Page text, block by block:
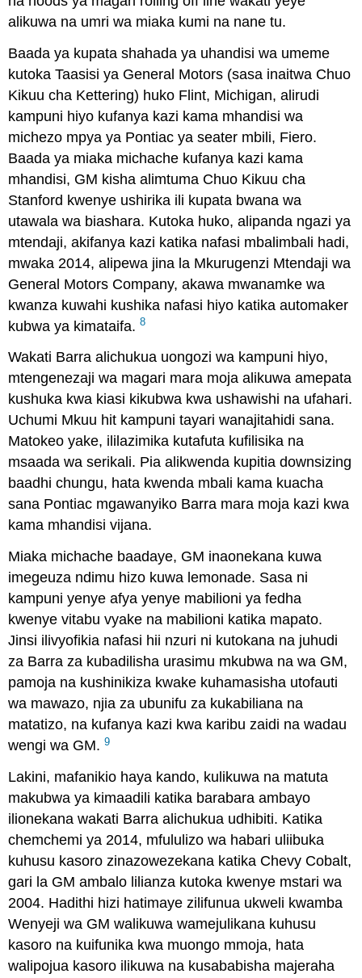
alikuwa na umri wa miaka kumi na nane tu.
Baada ya kupata shahada ya uhandisi wa umeme
kutoka Taasisi ya General Motors (sasa inaitwa Chuo
Kikuu cha Kettering) huko Flint, Michigan, alirudi
kampuni hiyo kufanya kazi kama mhandisi wa
michezo mpya ya Pontiac ya seater mbili, Fiero.
Baada ya miaka michache kufanya kazi kama
mhandisi, GM kisha alimtuma Chuo Kikuu cha
Stanford kwenye ushirika ili kupata bwana wa
utawala wa biashara. Kutoka huko, alipanda ngazi ya
mtendaji, akifanya kazi katika nafasi mbalimbali hadi,
mwaka 2014, alipewa jina la Mkurugenzi Mtendaji wa
General Motors Company, akawa mwanamke wa
kwanza kuwahi kushika nafasi hiyo katika automaker
kubwa ya kimataifa.8
Wakati Barra alichukua uongozi wa kampuni hiyo,
mtengenezaji wa magari mara moja alikuwa amepata
kushuka kwa kiasi kikubwa kwa ushawishi na ufahari.
Uchumi Mkuu hit kampuni tayari wanajitahidi sana.
Matokeo yake, ililazimika kutafuta kufilisika na
msaada wa serikali. Pia alikwenda kupitia downsizing
baadhi chungu, hata kwenda mbali kama kuacha
sana Pontiac mgawanyiko Barra mara moja kazi kwa
kama mhandisi vijana.
Miaka michache baadaye, GM inaonekana kuwa
imegeuza ndimu hizo kuwa lemonade. Sasa ni
kampuni yenye afya yenye mabilioni ya fedha
kwenye vitabu vyake na mabilioni katika mapato.
Jinsi ilivyofikia nafasi hii nzuri ni kutokana na juhudi
za Barra za kubadilisha urasimu mkubwa na wa GM,
pamoja na kushinikiza kwake kuhamasisha utofauti
wa mawazo, njia za ubunifu za kukabiliana na
matatizo, na kufanya kazi kwa karibu zaidi na wadau
wengi wa GM.9
Lakini, mafanikio haya kando, kulikuwa na matuta
makubwa ya kimaadili katika barabara ambayo
ilionekana wakati Barra alichukua udhibiti. Katika
chemchemi ya 2014, mfululizo wa habari uliibuka
kuhusu kasoro zinazowezekana katika Chevy Cobalt,
gari la GM ambalo lilianza kutoka kwenye mstari wa
2004. Hadithi hizi hatimaye zilifunua ukweli kwamba
Wenyeji wa GM walikuwa wamejulikana kuhusu
kasoro na kuifunika kwa muongo mmoja, hata
walipojua kasoro ilikuwa na kusababisha majeraha